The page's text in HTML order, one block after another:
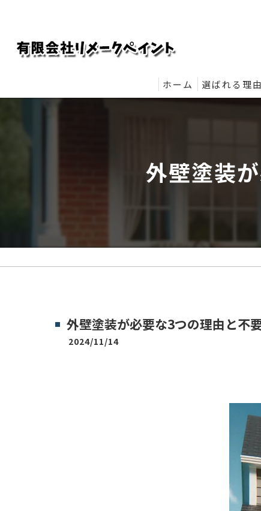
ホーム 選ばれる理由
外壁塗装
外壁塗装が必要な3つの理由と不
2024/11/14